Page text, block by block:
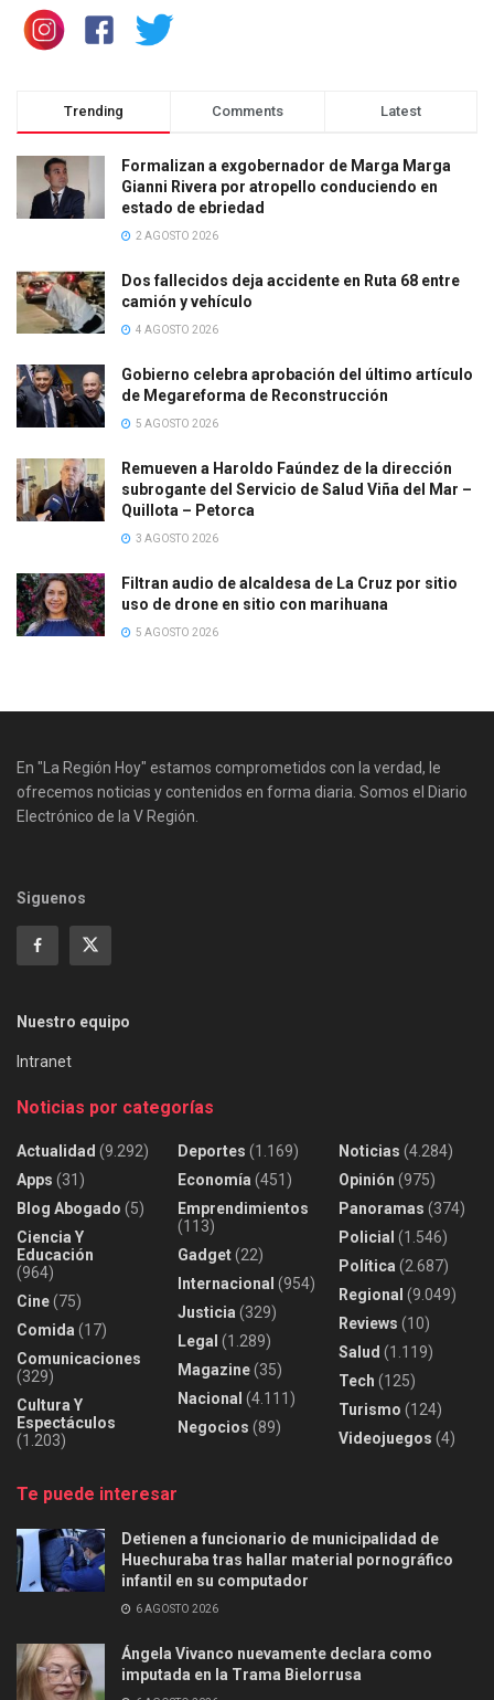
Trending Comments Latest
Formalizan a exgobernador de Marga Marga
Gianni Rivera por atropello conduciendo en
estado de ebriedad
2 AGOSTO 2026
Dos fallecidos deja accidente en Ruta 68 entre
camión y vehículo
4 AGOSTO 2026
Gobierno celebra aprobación del último artículo
de Megareforma de Reconstrucción
5 AGOSTO 2026
Remueven a Haroldo Faúndez de la dirección
subrogante del Servicio de Salud Viña del Mar –
Quillota – Petorca
3 AGOSTO 2026
Filtran audio de alcaldesa de La Cruz por sitio
uso de drone en sitio con marihuana
5 AGOSTO 2026
En "La Región Hoy" estamos comprometidos con la verdad, le
ofrecemos noticias y contenidos en forma diaria. Somos el Diario
Electrónico de la V Región.
Siguenos
Nuestro equipo
Intranet
Noticias por categorías
Actualidad (9.292)
Apps (31)
Blog Abogado (5)
Ciencia Y
Educación
(964)
Cine(75)
Comida (17)
Comunicaciones
(329)
Cultura Y
Espectáculos
(1.203)
Deportes (1.169)
Economía (451)
Emprendimientos
(113)
Gadget(22)
Internacional (954)
Justicia (329)
Legal (1.289)
Magazine(35)
Nacional (4.111)
Negocios (89)
Noticias (4.284)
Opinión (975)
Panoramas (374)
Policial (1.546)
Política (2.687)
Regional (9.049)
Reviews (10)
Salud (1.119)
Tech (125)
Turismo (124)
Videojuegos (4)
Te puede interesar
Detienen a funcionario de municipalidad de
Huechuraba tras hallar material pornográfico
infantil en su computador
6 AGOSTO 2026
Ángela Vivanco nuevamente declara como
imputada en la Trama Bielorrusa